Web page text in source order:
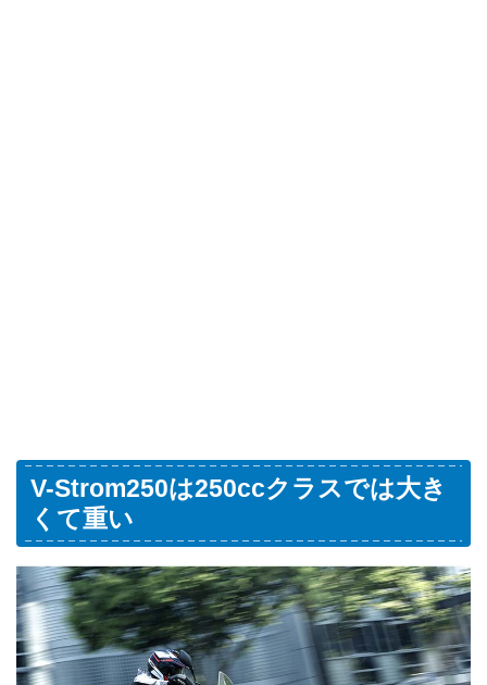
V-Strom250は250ccクラスでは大き
くて重い